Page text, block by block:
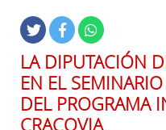
LA DIPUTACIÓN
EN EL
DEL PROGRAMA
CRACOVIA